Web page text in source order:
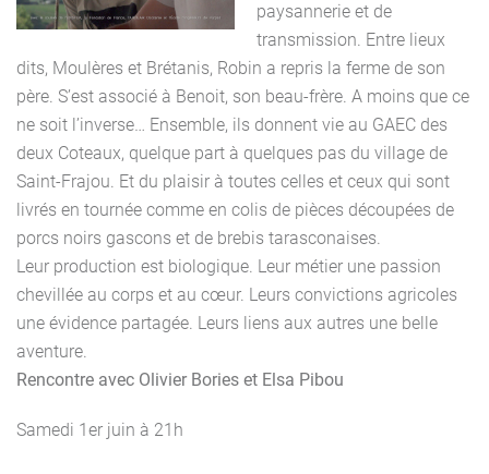
paysannerie et de
transmission. Entre lieux
dits, Moulères et Brétanis, Robin a repris la ferme de son
père. S’est associé à Benoit, son beau-frère. A moins que ce
ne soit l’inverse… Ensemble, ils donnent vie au GAEC des
deux Coteaux, quelque part à quelques pas du village de
Saint-Frajou. Et du plaisir à toutes celles et ceux qui sont
livrés en tournée comme en colis de pièces découpées de
porcs noirs gascons et de brebis tarasconaises.
Leur production est biologique. Leur métier une passion
chevillée au corps et au cœur. Leurs convictions agricoles
une évidence partagée. Leurs liens aux autres une belle
aventure.
Rencontre avec Olivier Bories et Elsa Pibou
Samedi 1er juin à 21h